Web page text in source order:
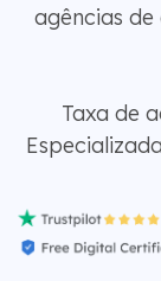
agências
Taxa de